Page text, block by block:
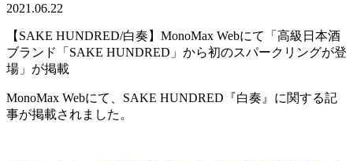
2021.06.22
【SAKE HUNDRED/白奏】MonoMax Webにて「高級日本酒
ブランド「SAKE HUNDRED」から初のスパークリングが登
場」が掲載
MonoMax Webにて、SAKE HUNDRED『白奏』に関する記
事が掲載されました。